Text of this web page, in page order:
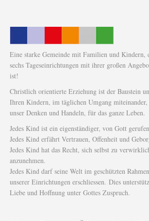
Eine starke Gemeinde mit Familien und Kindern,
sechs Tageseinrichtungen mit ihrer großen
ist!
Christlich orientierte Erziehung ist der Baustein
Ihren Kindern, im täglichen Umgang
unser Denken und Handeln, für das ganze Leben.
Jedes Kind ist ein eigenständiger, von Gott
Jedes Kind erfährt Vertrauen, Offenheit und
Jedes Kind hat das Recht, sich selbst zu
anzunehmen.
Jedes Kind darf seine Welt im geschützten
unserer Einrichtungen erschliessen. Dies
Liebe und Hoffnung unter Gottes Zuspruch.